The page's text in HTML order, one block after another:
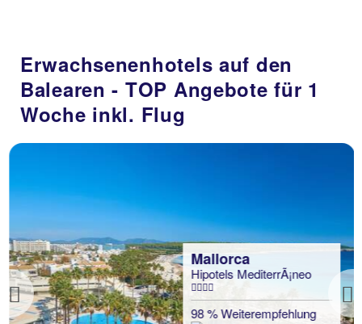
Erwachsenenhotels auf den
Balearen - TOP Angebote für 1
Woche inkl. Flug
Previous
Mallorca
Hipotels MediterrÃ¡neo
98 % Weiterempfehlung